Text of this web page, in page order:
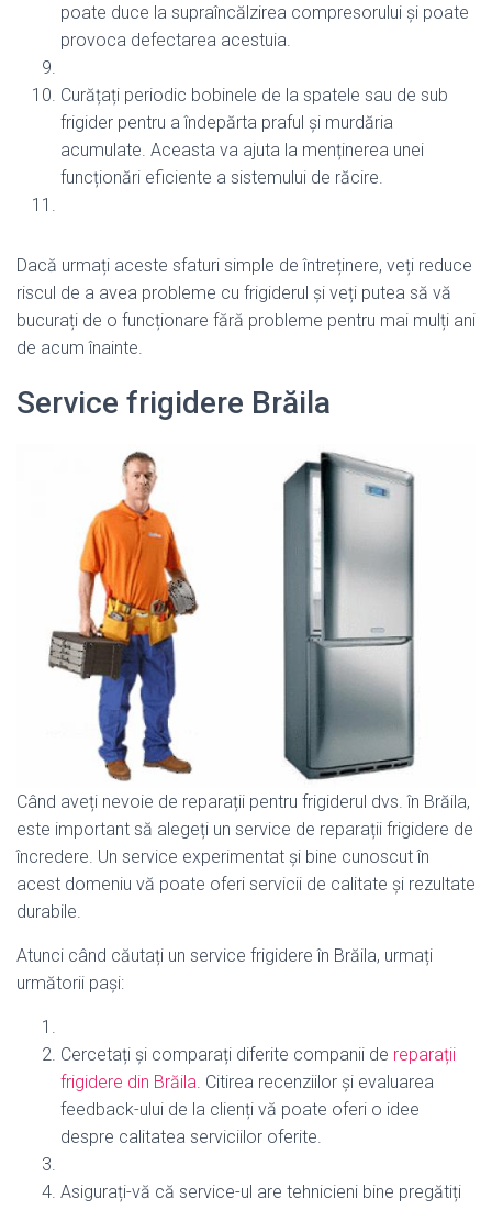
poate duce la supraîncălzirea compresorului și poate
provoca defectarea acestuia.
Curățați periodic bobinele de la spatele sau de sub
frigider pentru a îndepărta praful și murdăria
acumulate. Aceasta va ajuta la menținerea unei
funcționări eficiente a sistemului de răcire.
Dacă urmați aceste sfaturi simple de întreținere, veți reduce
riscul de a avea probleme cu frigiderul și veți putea să vă
bucurați de o funcționare fără probleme pentru mai mulți ani
de acum înainte.
Service frigidere Brăila
Când aveți nevoie de reparații pentru frigiderul dvs. în Brăila,
este important să alegeți un service de reparații frigidere de
încredere. Un service experimentat și bine cunoscut în
acest domeniu vă poate oferi servicii de calitate și rezultate
durabile.
Atunci când căutați un service frigidere în Brăila, urmați
următorii pași:
Cercetați și comparați diferite companii de reparații
frigidere din Brăila. Citirea recenziilor și evaluarea
feedback-ului de la clienți vă poate oferi o idee
despre calitatea serviciilor oferite.
Asigurați-vă că service-ul are tehnicieni bine pregătiți